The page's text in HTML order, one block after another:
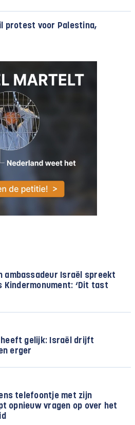
protest voor Palestina,
ambassadeur Israël spreekt
Kindermonument: ‘Dit tast
heeft gelijk: Israël drijft
erger
telefoontje met zijn
opnieuw vragen op over het